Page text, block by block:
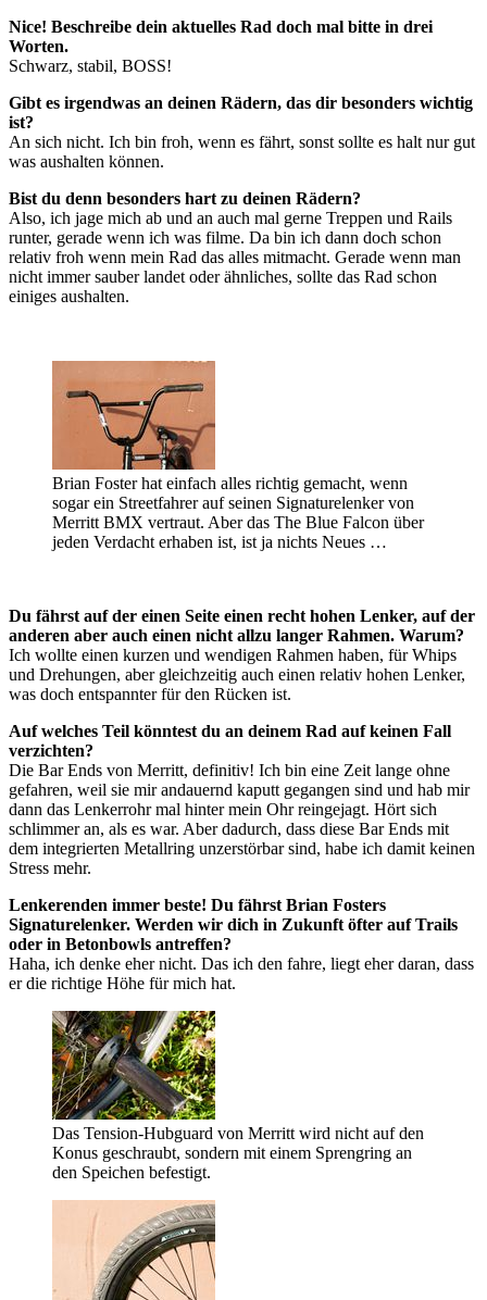
Nice! Beschreibe dein aktuelles Rad doch mal bitte in drei
Worten.
Schwarz, stabil, BOSS!
Gibt es irgendwas an deinen Rädern, das dir besonders wichtig
ist?
An sich nicht. Ich bin froh, wenn es fährt, sonst sollte es halt nur gut
was aushalten können.
Bist du denn besonders hart zu deinen Rädern?
Also, ich jage mich ab und an auch mal gerne Treppen und Rails
runter, gerade wenn ich was filme. Da bin ich dann doch schon
relativ froh wenn mein Rad das alles mitmacht. Gerade wenn man
nicht immer sauber landet oder ähnliches, sollte das Rad schon
einiges aushalten.
Brian Foster hat einfach alles richtig gemacht, wenn
sogar ein Streetfahrer auf seinen Signaturelenker von
Merritt BMX vertraut. Aber das The Blue Falcon über
jeden Verdacht erhaben ist, ist ja nichts Neues …
Du fährst auf der einen Seite einen recht hohen Lenker, auf der
anderen aber auch einen nicht allzu langer Rahmen. Warum?
Ich wollte einen kurzen und wendigen Rahmen haben, für Whips
und Drehungen, aber gleichzeitig auch einen relativ hohen Lenker,
was doch entspannter für den Rücken ist.
Auf welches Teil könntest du an deinem Rad auf keinen Fall
verzichten?
Die Bar Ends von Merritt, definitiv! Ich bin eine Zeit lange ohne
gefahren, weil sie mir andauernd kaputt gegangen sind und hab mir
dann das Lenkerrohr mal hinter mein Ohr reingejagt. Hört sich
schlimmer an, als es war. Aber dadurch, dass diese Bar Ends mit
dem integrierten Metallring unzerstörbar sind, habe ich damit keinen
Stress mehr.
Lenkerenden immer beste! Du fährst Brian Fosters
Signaturelenker. Werden wir dich in Zukunft öfter auf Trails
oder in Betonbowls antreffen?
Haha, ich denke eher nicht. Das ich den fahre, liegt eher daran, dass
er die richtige Höhe für mich hat.
Das Tension-Hubguard von Merritt wird nicht auf den
Konus geschraubt, sondern mit einem Sprengring an
den Speichen befestigt.